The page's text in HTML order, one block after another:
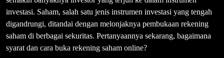
investasi. Saham, salah satu jenis instrumen investasi yang tengah
digandrungi, ditandai dengan melonjaknya pembukaan rekening
saham di berbagai sekuritas. Pertanyaannya sekarang, bagaimana
syarat dan cara buka rekening saham online?